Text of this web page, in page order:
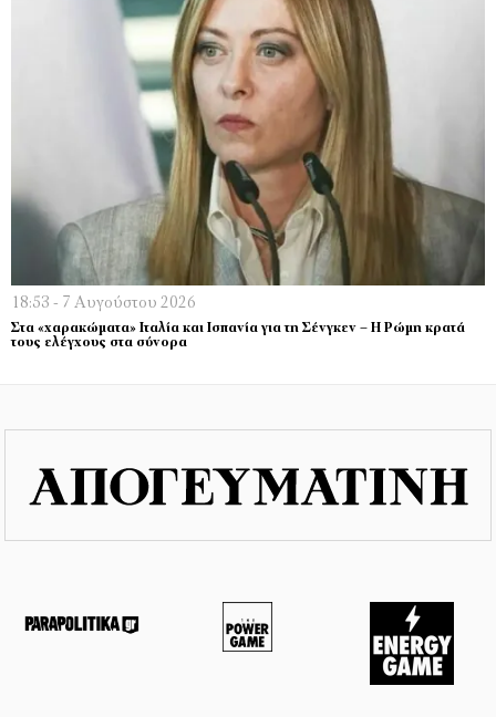
18:53 - 7 Αυγούστου 2026
Στα «χαρακώματα» Ιταλία και Ισπανία για τη Σένγκεν – Η Ρώμη κρατά
τους ελέγχους στα σύνορα